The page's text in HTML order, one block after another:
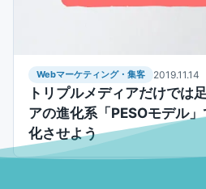
Webマーケティング・集客 2019.11.14
トリプルメディアだけでは
アの進化系「PESOモデル
化させよう